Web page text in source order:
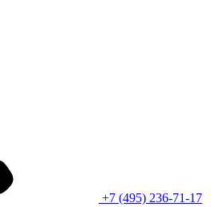
+7 (495) 236-71-17